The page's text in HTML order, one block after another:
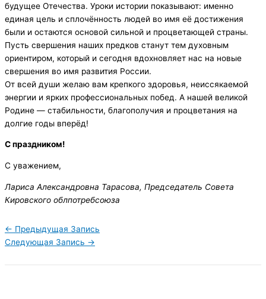
будущее Отечества. Уроки истории показывают: именно
единая цель и сплочённость людей во имя её достижения
были и остаются основой сильной и процветающей страны.
Пусть свершения наших предков станут тем духовным
ориентиром, который и сегодня вдохновляет нас на новые
свершения во имя развития России.
От всей души желаю вам крепкого здоровья, неиссякаемой
энергии и ярких профессиональных побед. А нашей великой
Родине — стабильности, благополучия и процветания на
долгие годы вперёд!
С праздником!
С уважением,
Лариса Александровна Тарасова, Председатель Совета
Кировского облпотребсоюза
← Предыдущая Запись
Следующая Запись →